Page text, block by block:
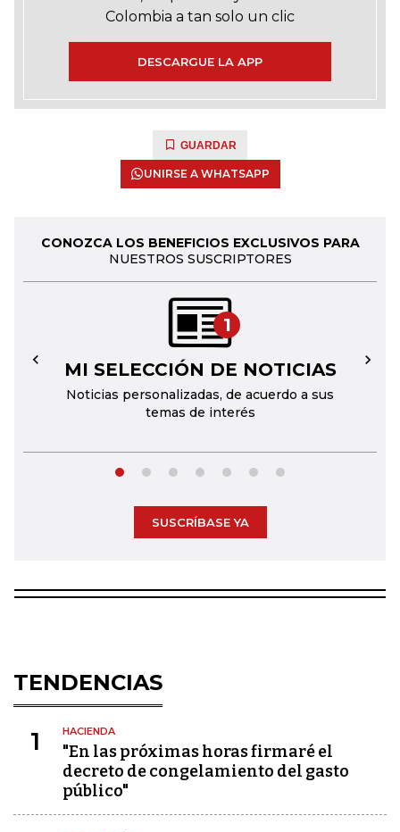
Colombia a tan solo un clic
DESCARGUE LA APP
GUARDAR
UNIRSE A WHATSAPP
CONOZCA LOS BENEFICIOS EXCLUSIVOS PARA
NUESTROS SUSCRIPTORES
1
MI SELECCIÓN DE NOTICIAS
Noticias personalizadas, de acuerdo a sus
temas de interés
← →
SUSCRÍBASE YA
TENDENCIAS
1 HACIENDA
"En las próximas horas firmaré el
decreto de congelamiento del gasto
público"